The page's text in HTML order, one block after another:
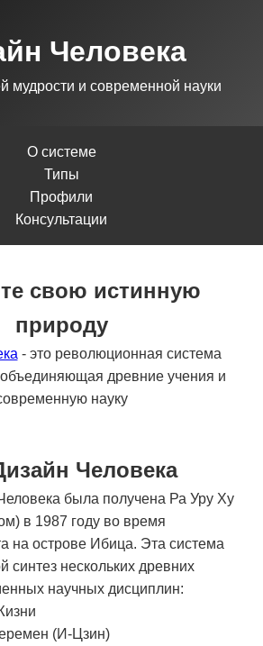
Человека
мудрости и современной науки
О системе
Типы
Профили
Консультации
свою истинную
природу
- это революционная система
древние учения и
науку
Человека
была получена Ра Уру Ху
в 1987 году во время
на острове Ибица. Эта система
синтез нескольких древних
научных дисциплин:
(И-Цзин)